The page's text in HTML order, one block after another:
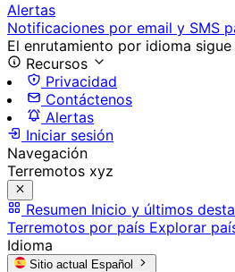
Alertas
Notificaciones por email y SMS
El enrutamiento por idioma
Recursos
Privacidad
Contáctenos
Alertas
Iniciar sesión
Navegación
Terremotos xyz
Resumen Inicio y últimos
Terremotos por país Explorar
Idioma
Sitio actual Español